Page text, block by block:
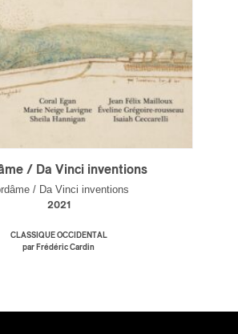
/ Da Vinci inventions
/ Da Vinci inventions
2021
CLASSIQUE OCCIDENTAL
par Frédéric Cardin